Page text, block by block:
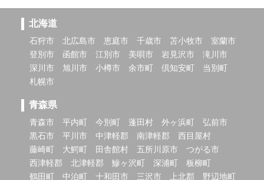
北海道
石狩市 北広島市 恵庭市 千歳市 苫小牧市
室蘭市
登別市
函館市 江別市 美唄市 岩見沢市
滝川市
深川市
旭川市 小樽市 余市町 倶知安町
当別町
札幌市
青森県
青森市 平内町 今別町 蓬田村 外ヶ浜町
弘前市
黒石市
平川市 中津軽郡 南津軽郡
西目屋村
藤崎町
大鰐町 田舎館村 五所川原市
つがる市
西津軽郡
北津軽郡 鰺ヶ沢町 深浦町
板柳町
鶴田町
中泊町 十和田市 三沢市 上北郡
野辺地町